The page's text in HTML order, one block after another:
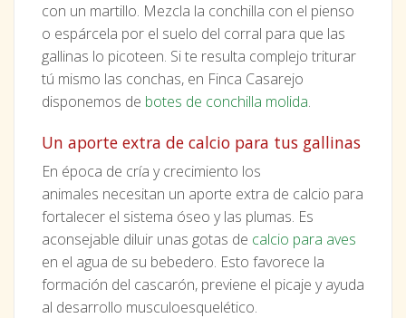
con un martillo. Mezcla la conchilla con el pienso
o espárcela por el suelo del corral para que las
gallinas lo picoteen. Si te resulta complejo triturar
tú mismo las conchas, en Finca Casarejo
disponemos de botes de conchilla molida.
Un aporte extra de calcio para tus gallinas
En época de cría y crecimiento los
animales necesitan un aporte extra de calcio para
fortalecer el sistema óseo y las plumas. Es
aconsejable diluir unas gotas de calcio para aves
en el agua de su bebedero. Esto favorece la
formación del cascarón, previene el picaje y ayuda
al desarrollo musculoesquelético.